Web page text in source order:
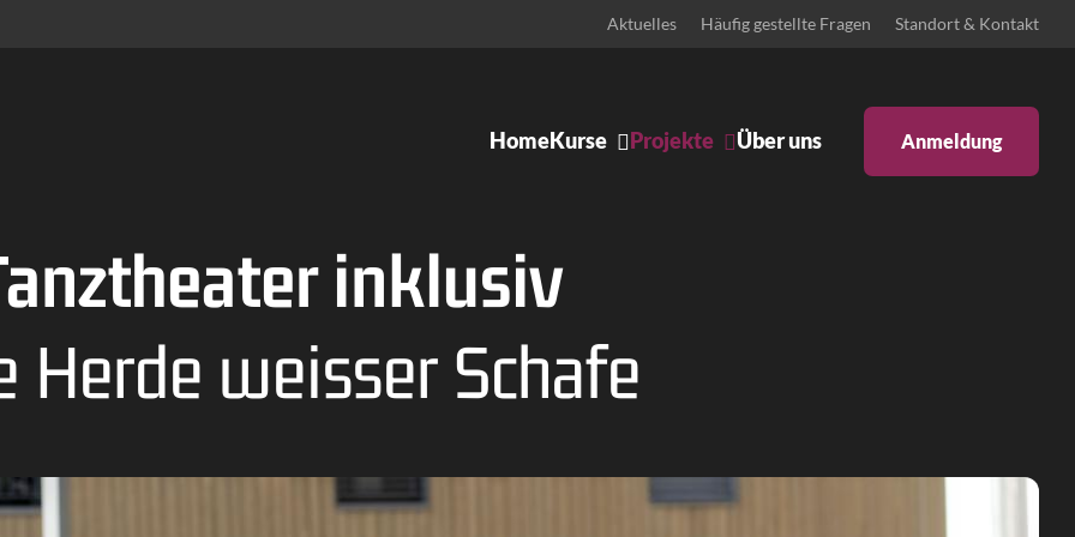
Aktuelles Häufig gestellte Fragen Standort & Kontakt
HomeKurse
Kids Dance
Ballett
Modern Dance
Contemporary Dance
Ballett
Tango Argentino
Gesellschaftstanz
Flamenco
Projekte
Bühne
Schulprojekte
Über uns Anmeldung
inklusiv
Herde weisser Schafe